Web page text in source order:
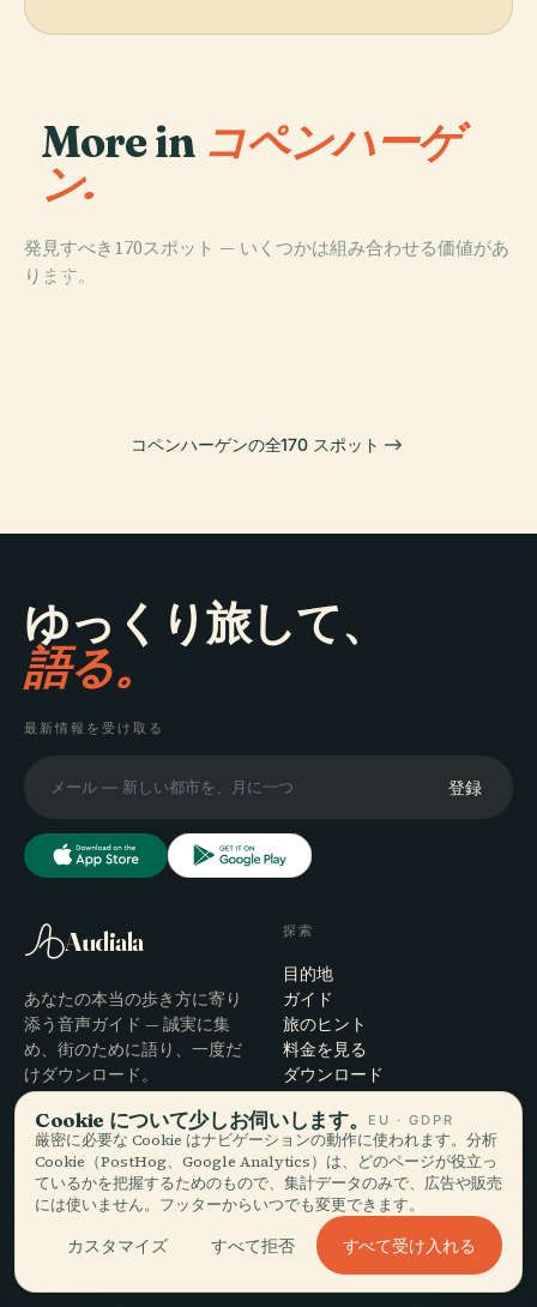
More in コペンハーゲ
ン.
発見すべき170スポット — いくつかは組み合わせる価値があ
ります。
PLACE
デンマーク国立
PLACE
PLACE
コペンハーゲンの全170 スポット
ゆっくり旅して、
語る。
最新情報を受け取る
登録
Audiala
あなたの本当の歩き方に寄り
添う音声ガイド — 誠実に集
め、街のために語り、一度だ
けダウンロード。
探索
目的地
ガイド
旅のヒント
料金を見る
ダウンロード
会社
概要
編集プロセス
ヘルプ
サポート
アプリのトラブルシューティ
お問い合わせ
パートナーになる
Cookie について少しお伺いします。 EU · GDPR
厳密に必要な Cookie はナビゲーションの動作に使われます。分析
Cookie（PostHog、Google Analytics）は、どのページが役立っ
ているかを把握するためのもので、集計データのみで、広告や販売
には使いません。フッターからいつでも変更できます。
カスタマイズ すべて拒否 すべて受け入れる